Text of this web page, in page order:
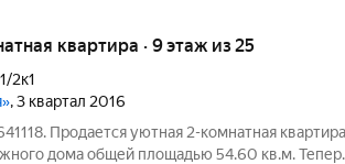
квартира · 9 этаж из 25
2к1
, 3 квартал 2016
Продается уютная 2-комнатная квартира
дома общей площадью 54.60 кв.м.